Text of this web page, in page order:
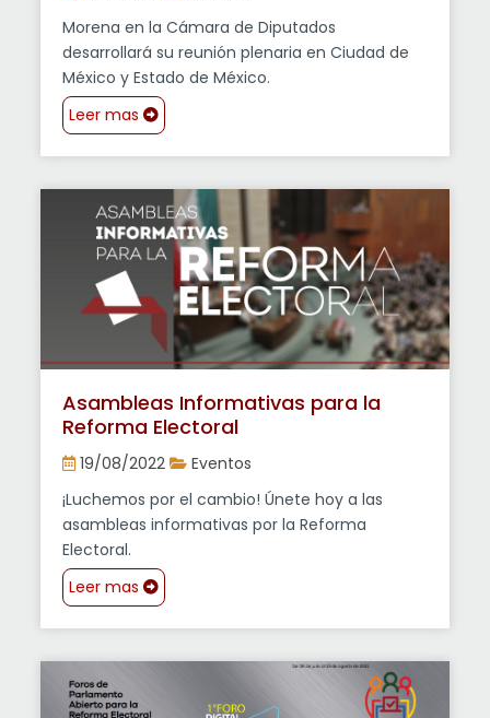
01/02/2023
Eventos
Morena en la Cámara de Diputados
desarrollará su reunión plenaria en Ciudad de
México y Estado de México.
Asambleas Informativas para la
Reforma Electoral
19/08/2022
Eventos
¡Luchemos por el cambio! Únete hoy a las
asambleas informativas por la Reforma
Electoral.